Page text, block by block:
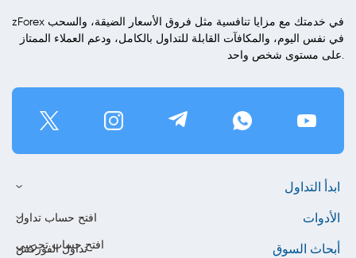
zForex في خدمتك مع مزايا تنافسية مثل فروق الأسعار الضيقة، والسحب
في نفس اليوم، والمكافآت القابلة للتداول بالكامل، ودعم العملاء الممتاز
على مستوى شخص واحد.
ابدأ التداول
افتح حساب تداول
افتح حساب تجريبي
الأدوات
تداول الفوركس
أبحاث السوق